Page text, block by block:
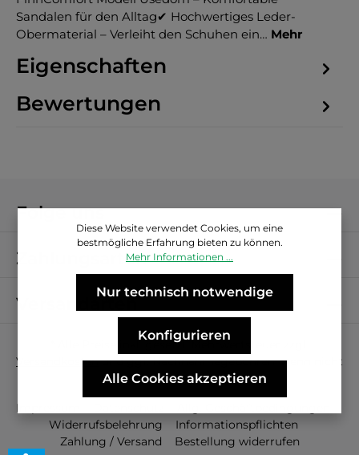
Sandalen für den Alltag✔ Hochwertiges Leder-
Obermaterial – Verleiht den Schuhen ein… Mehr
Eigenschaften
Bewertungen
Folge uns
Zahlungsarten
Versandarten
* Alle Preise inkl. gesetzl. Mehrwertsteuer zzgl.
Versandkostenund ggf. Nachnahmegebühren, wenn nicht
anders angegeben.
Impressum
Widerrufsbelehrung
Informationspflichten
Zahlung / Versand
Bestellung widerrufen
Diese Website verwendet Cookies, um eine
bestmögliche Erfahrung bieten zu können.
Mehr Informationen ...
Nur technisch notwendige
Konfigurieren
Alle Cookies akzeptieren